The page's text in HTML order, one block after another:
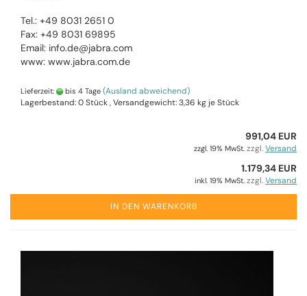
Tel.: +49 8031 2651 0
Fax: +49 8031 69895
Email: info.de@jabra.com
www: www.jabra.com.de
Lieferzeit: bis 4 Tage (Ausland abweichend)
Lagerbestand: 0 Stück , Versandgewicht:3,36 kg je Stück
991,04 EUR
zzgl. 19% MwSt. zzgl.Versand
1.179,34 EUR
inkl. 19% MwSt. zzgl.Versand
IN DEN WARENKORB